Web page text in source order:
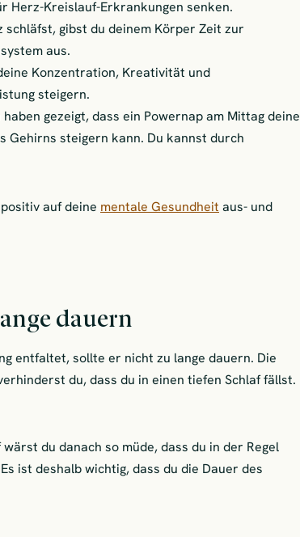
Herz-Kreislauf-Erkrankungen senken.
schläfst, gibst du deinem Körper Zeit zur
aus.
Konzentration, Kreativität und
steigern.
gezeigt, dass ein Powernap am Mittag deine
Gehirns steigern kann. Du kannst durch
auf deine mentale Gesundheit aus- und
dauern
entfaltet, sollte er nicht zu lange dauern. Die
du, dass du in einen tiefen Schlaf fällst.
du danach so müde, dass du in der Regel
ist deshalb wichtig, dass du die Dauer des